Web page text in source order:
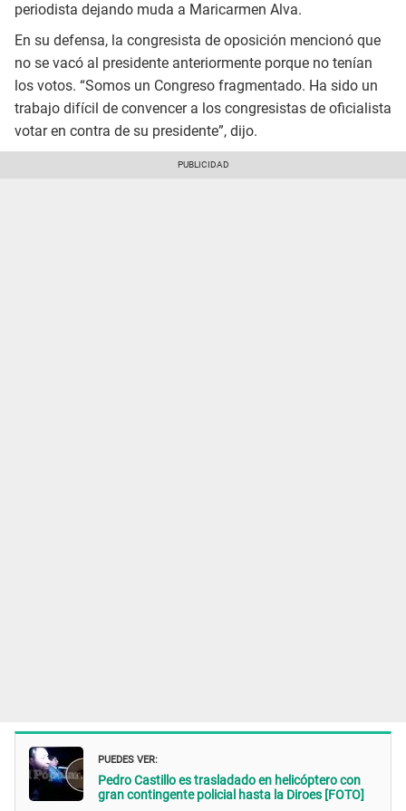
periodista dejando muda a Maricarmen Alva.
En su defensa, la congresista de oposición mencionó que
no se vacó al presidente anteriormente porque no tenían
los votos. “Somos un Congreso fragmentado. Ha sido un
trabajo difícil de convencer a los congresistas de oficialista
votar en contra de su presidente”, dijo.
PUEDES VER:
Pedro Castillo es trasladado en helicóptero con
gran contingente policial hasta la Diroes [FOTO]